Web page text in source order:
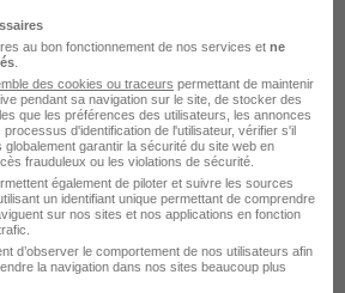
Transport Routier de
disponible depuis le 05/06/26
au bon fonctionnement de nos services et ne
des cookies ou traceurs permettant de maintenir
pendant sa navigation sur le site, de stocker des
que les préférences des utilisateurs, les annonces
d'identification de l'utilisateur, vérifier s'il
garantir la sécurité du site web en
frauduleux ou les violations de sécurité.
également de piloter et suivre les sources
un identifiant unique permettant de comprendre
sur nos sites et nos applications en fonction
d’observer le comportement de nos utilisateurs afin
la navigation dans nos sites beaucoup plus